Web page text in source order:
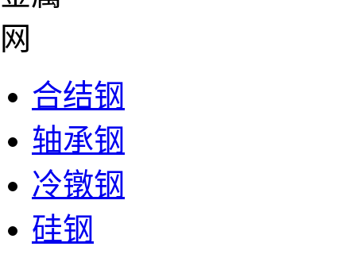
合结钢
轴承钢
冷镦钢
硅钢